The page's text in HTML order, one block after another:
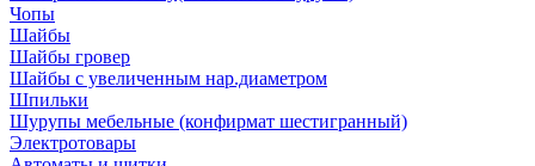
Чопы
Шайбы
Шайбы гровер
Шайбы с увеличенным нар.диаметром
Шпильки
Шурупы мебельные (конфирмат шестигранный)
Электротовары